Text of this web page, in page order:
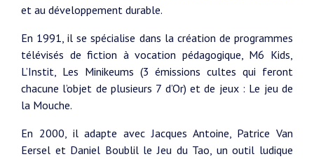
et au développement durable.
En 1991, il se spécialise dans la création de programmes
télévisés de fiction à vocation pédagogique, M6 Kids,
L’Instit, Les Minikeums (3 émissions cultes qui feront
chacune l’objet de plusieurs 7 d’Or) et de jeux : Le jeu de
la Mouche.
En 2000, il adapte avec Jacques Antoine, Patrice Van
Eersel et Daniel Boublil le Jeu du Tao, un outil ludique